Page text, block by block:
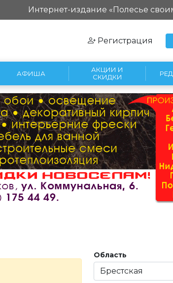
Интернет-издание «Полесье
Регистрация
АФИША
АКЦИИ И
СКИДКИ
Область